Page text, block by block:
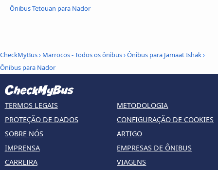
Ônibus Tetouan para Nador
CheckMyBus› Marrocos - Todos os ônibus›Ônibus para Jamaat Ishak›
Ônibus para Nador
TERMOS LEGAIS
PROTEÇÃO DE DADOS
SOBRE NÓS
IMPRENSA
CARREIRA
METODOLOGIA
CONFIGURAÇÃO DE COOKIES
ARTIGO
EMPRESAS DE ÔNIBUS
VIAGENS